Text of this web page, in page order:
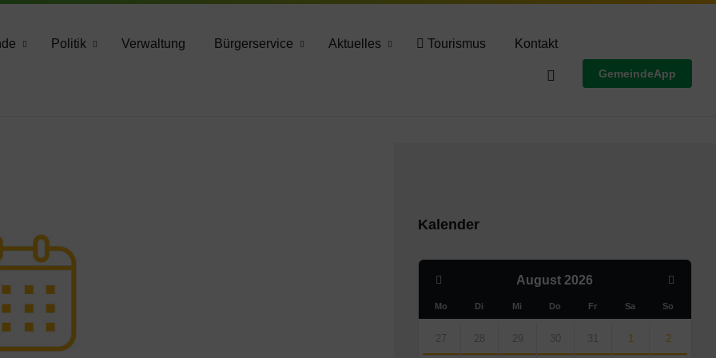
Politik Verwaltung Bürgerservice Aktuelles Tourismus Kontakt
GemeindeApp
Kalender
August2026
Previous
Month
Next
Mo Di Mi Do Fr Sa So
calendar
days
27 28 29 30 31 1 2